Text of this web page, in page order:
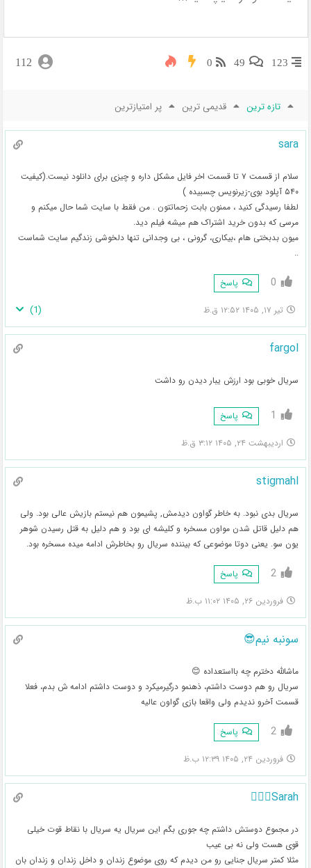
123
49
0
112
تازه ترین قدیمی ترین پر امتیازترین
sara
سلام از قسمت ۷ تا قسمت اخر فایل مشکل داره و چیزی برای دانلود نیست.(کیفیت
۵۴۰ آپلود بوی-زیرنویس چسبیده )
لطفا رسیدگی کنید ، ممنون بابت زحماتتون . من فقط با سایت شما حال میکنم و
مرسی که بدون خرید اشتراک هم میشه فیلم دید.
میون بدبختی هام ،بیکاری، گرونی ، بی وجدانی تنها دلخوشی زندگیم سایت شماست
..
0 پاسخ
تیر ۱۷, ۱۴۰۵ ۱۲:۵۲ ق.ظ (
1
)
fargol
سریال خوبی بود ارزش یبار دیدن رو داشت
1 پاسخ
اردیبهشت ۲۴, ۱۴۰۵ ۳:۱۲ ق.ظ
stigmahl
سریال بدی نبود. به خاطر گواون دیدمش, پشیمون هم نیستم بازیش عالی بود. ولی
هم دلیل قاتل شدن مواون مسخره و کلیشه ای بود و هم دلیل به قتل رسیدن شوهر
یون سو. یعنی دوتا موضوعی که بیننده سریال رو بخاطرش ادامه میده مسخره بود.
2 پاسخ
فروردین ۲۶, ۱۴۰۵ ۱۱:۰۲ ب.ظ
سونبه نیم😎
ماشالله دخترم چه بااستعداده 😊
سریال رو هم دوست داشتم، ذهنمو درگیرمیکرد و دوست داشتم ادامه ش بدم، فعلا
قسمت آخرو ندیدم ولی واقعا بازی گواون عالیه
2 پاسخ
فروردین ۲۴, ۱۴۰۵ ۱۲:۳۹ ب.ظ
Sarah🏃🏻‍♀️
در مجموع دوستش داشتم چه جوری بگم این سریال یه سریال با نقاط قوت خیلی
قوی هست ولی نه بی عیب
مثلا کمتر سریال جنایی رو من دیدم که روی موضوع زندان و داخل زندان و زندان بان